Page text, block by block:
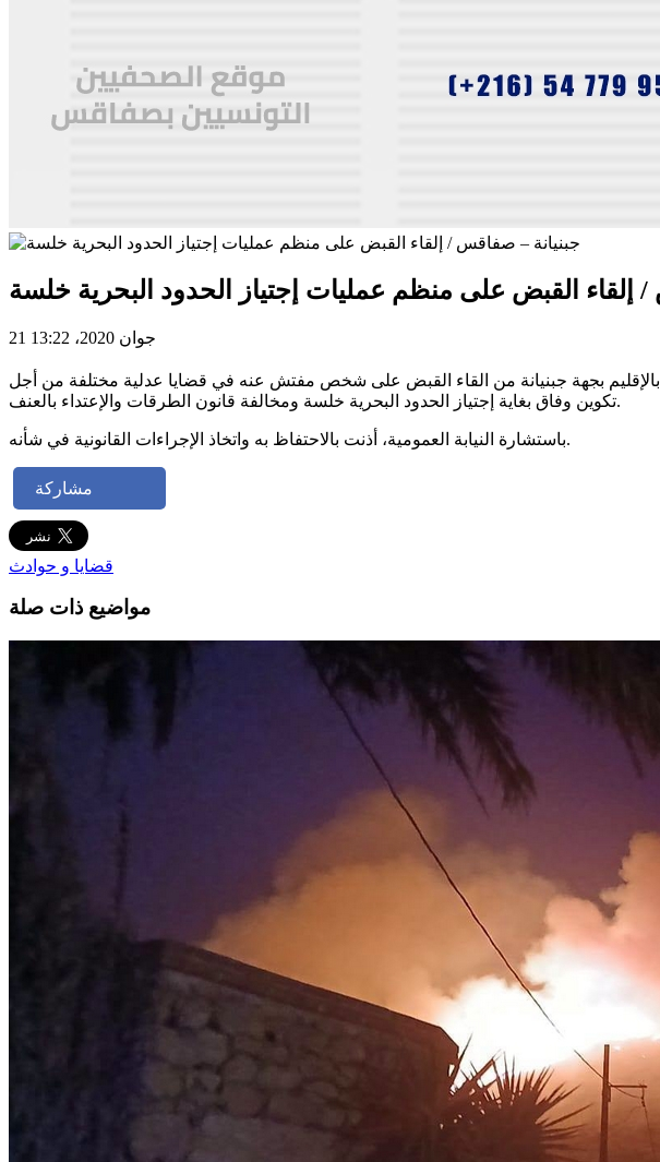
إلقاء القبض على منظم عمليات إجتياز الحدود البحرية خلسة
21 جوان 2020، 13:22
النجدة بالإقليم بجهة جبنيانة من القاء القبض على شخص مفتش عنه في قضايا عدلية مختلفة من أجل
تكوين وفاق بغاية إجتياز الحدود البحرية خلسة ومخالفة قانون الطرقات والإعتداء بالعنف.
باستشارة النيابة العمومية، أذنت بالاحتفاظ به واتخاذ الإجراءات القانونية في شأنه.
مشاركة
قضايا و حوادث
مواضيع ذات صلة